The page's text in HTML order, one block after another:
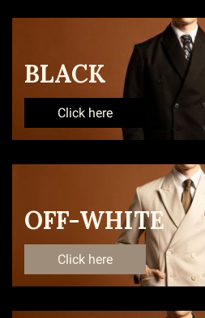
BLACK
Click here
OFF-WHITE
Click here